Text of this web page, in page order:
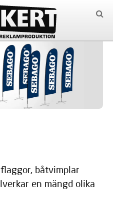
båtvimplar
en mängd olika